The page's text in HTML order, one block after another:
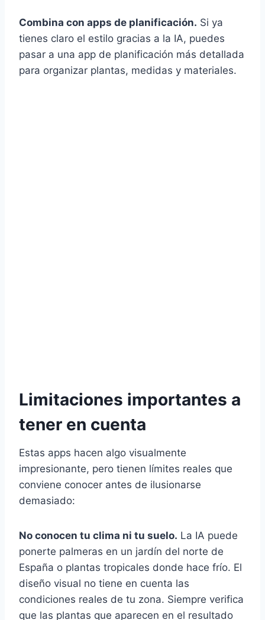
Combina con apps de planificación. Si ya
tienes claro el estilo gracias a la IA, puedes
pasar a una app de planificación más detallada
para organizar plantas, medidas y materiales.
Limitaciones importantes a
tener en cuenta
Estas apps hacen algo visualmente
impresionante, pero tienen límites reales que
conviene conocer antes de ilusionarse
demasiado:
No conocen tu clima ni tu suelo. La IA puede
ponerte palmeras en un jardín del norte de
España o plantas tropicales donde hace frío. El
diseño visual no tiene en cuenta las
condiciones reales de tu zona. Siempre verifica
que las plantas que aparecen en el resultado